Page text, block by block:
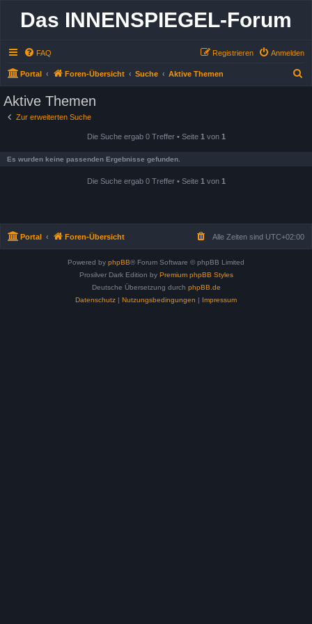
Das INNENSPIEGEL-Forum
FAQ Anmelden
Registrieren
Portal Foren-Übersicht Suche Aktive Themen
Aktive Themen
Zur erweiterten Suche
Die Suche ergab 0 Treffer • Seite 1 von 1
Es wurden keine passenden Ergebnisse gefunden.
Die Suche ergab 0 Treffer • Seite 1 von 1
Portal Foren-Übersicht Alle Zeiten sind UTC+02:00
Powered by phpBB® Forum Software © phpBB Limited
Prosilver Dark Edition by Premium phpBB Styles
Deutsche Übersetzung durch phpBB.de
Datenschutz | Nutzungsbedingungen | Impressum